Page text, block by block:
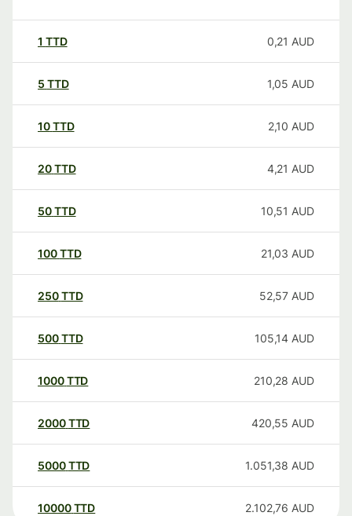
1 TTD 0,21 AUD
5 TTD 1,05 AUD
10TTD 2,10 AUD
20TTD 4,21 AUD
50TTD 10,51 AUD
100TTD 21,03 AUD
250TTD 52,57 AUD
500TTD 105,14 AUD
1000TTD 210,28 AUD
2000TTD 420,55 AUD
5000TTD 1.051,38 AUD
10000 TTD 2.102,76 AUD